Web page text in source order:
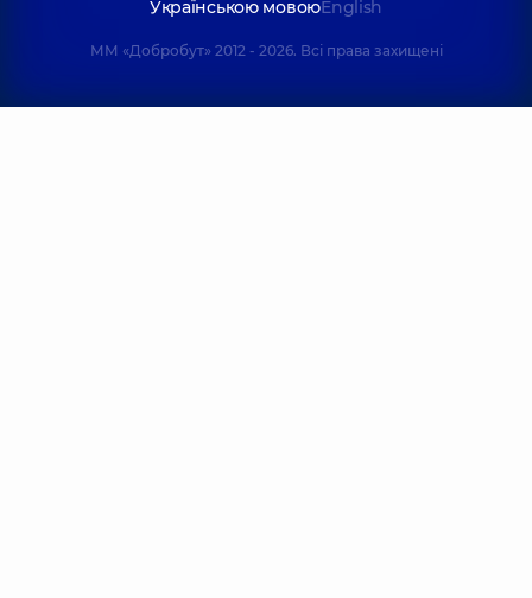
Українською мовоюEnglish
ММ «Добробут» 2012 - 2026. Всі права захищені